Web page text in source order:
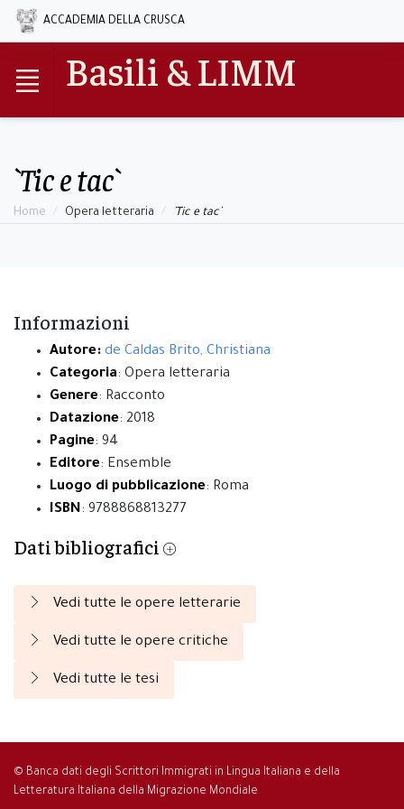
ACCADEMIA DELLA CRUSCA
Basili & LIMM
`Tic e tac`
Home Opera letteraria `Tic e tac`
Informazioni
Autore: de Caldas Brito, Christiana
Categoria: Opera letteraria
Genere: Racconto
Datazione: 2018
Pagine: 94
Editore: Ensemble
Luogo di pubblicazione: Roma
ISBN: 9788868813277
Dati bibliografici
Vedi tutte le opere letterarie
Vedi tutte le opere critiche
Vedi tutte le tesi
© Banca dati degli Scrittori Immigrati in Lingua Italiana e della
Letteratura Italiana della Migrazione Mondiale